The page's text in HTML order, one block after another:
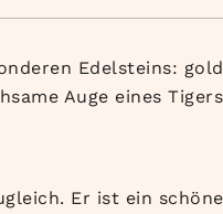
Edelsteins:
Auge eines
Er ist ein